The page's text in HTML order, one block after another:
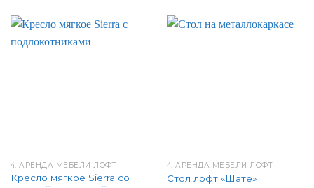
4. АРЕНДА МЕБЕЛИ ЛОФТ
Кресло мягкое Sierra со
4. АРЕНДА МЕБЕЛИ ЛОФТ
Стол лофт «Шате»